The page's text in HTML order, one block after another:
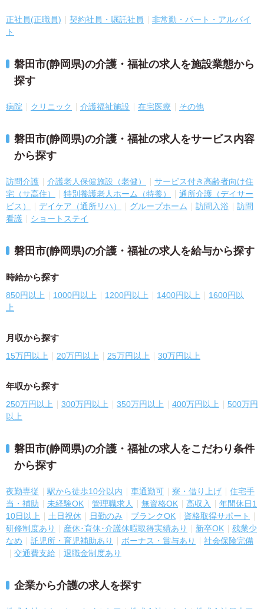
正社員(正職員) 契約社員・嘱託社員
非常勤・パート・アルバイ
ト
磐田市(静岡県)の介護・福祉の求人を施設業態から
探す
病院 クリニック 介護福祉施設 在宅医療 その他
磐田市(静岡県)の介護・福祉の求人をサービス内容
から探す
訪問介護 介護老人保健施設（老健）
サービス付き高齢者向け住
宅（サ高住）
特別養護老人ホーム（特養）
通所介護（デイサー
ビス）
デイケア（通所リハ） グループホーム 訪問入浴
訪問
看護
ショートステイ
磐田市(静岡県)の介護・福祉の求人を給与から探す
時給から探す
850円以上 1000円以上 1200円以上 1400円以上
1600円以
上
月収から探す
15万円以上 20万円以上 25万円以上 30万円以上
年収から探す
250万円以上 300万円以上 350万円以上 400万円以上
500万円
以上
磐田市(静岡県)の介護・福祉の求人をこだわり条件
から探す
夜勤専従 駅から徒歩10分以内 車通勤可 寮・借り上げ
住宅手
当・補助
未経験OK 管理職求人 無資格OK 高収入
年間休日1
10日以上
土日祝休 日勤のみ ブランクOK
資格取得サポート
研修制度あり
産休･育休･介護休暇取得実績あり 新卒OK
残業少
なめ
託児所・育児補助あり ボーナス・賞与あり
社会保険完備
交通費支給
退職金制度あり
企業から介護の求人を探す